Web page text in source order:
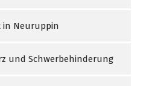
in Neuruppin
und Schwerbehinderung